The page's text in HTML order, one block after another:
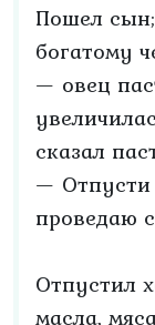
Пошел
богатому
— овец
сказал
— Отпусти
проведаю
Отпустил
масла,